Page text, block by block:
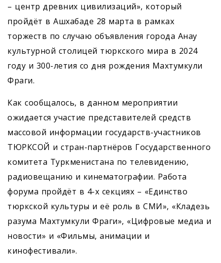
– центр древних цивилизаций», который
пройдёт в Ашхабаде 28 марта в рамках
торжеств по случаю объявления города Анау
культурной столицей тюркского мира в 2024
году и 300-летия со дня рождения Махтумкули
Фраги.
Как сообщалось, в данном мероприятии
ожидается участие представителей средств
массовой информации государств-участников
ТЮРКСОЙ и стран-партнёров Государственного
комитета Туркменистана по телевидению,
радиовещанию и кинематографии. Работа
форума пройдёт в 4-х секциях – «Единство
тюркской культуры и её роль в СМИ», «Кладезь
разума Махтумкули Фраги», «Цифровые медиа и
новости» и «Фильмы, анимации и
кинофестивали».